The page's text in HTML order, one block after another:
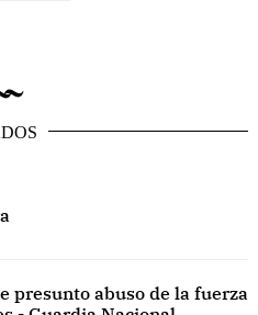
presunto abuso de la fuerza